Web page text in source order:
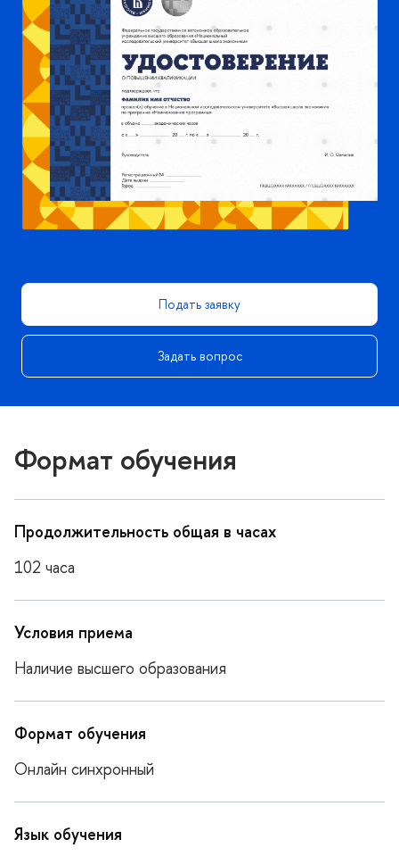
Подать заявку
Задать вопрос
Формат обучения
Продолжительность общая в часах
102 часа
Условия приема
Наличие высшего образования
Формат обучения
Онлайн синхронный
Язык обучения